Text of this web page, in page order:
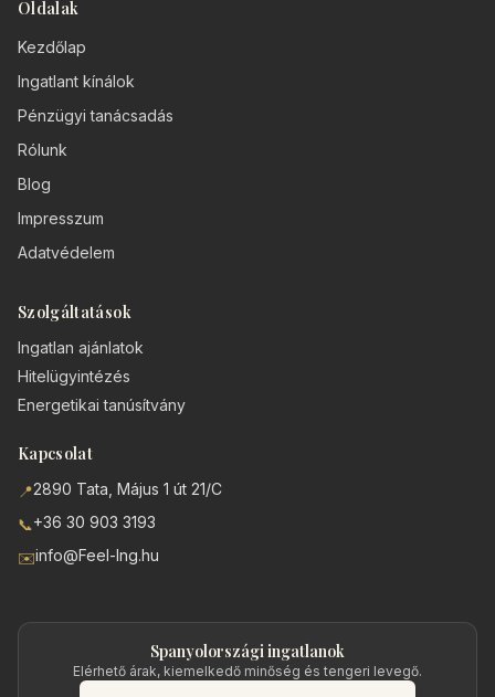
Oldalak
Kezdőlap
Ingatlant kínálok
Pénzügyi tanácsadás
Rólunk
Blog
Impresszum
Adatvédelem
Szolgáltatások
Ingatlan ajánlatok
Hitelügyintézés
Energetikai tanúsítvány
Kapcsolat
📍2890 Tata, Május 1 út 21/C
📞+36 30 903 3193
✉️info@Feel-Ing.hu
Spanyolországi ingatlanok
Elérhető árak, kiemelkedő minőség és tengeri levegő.